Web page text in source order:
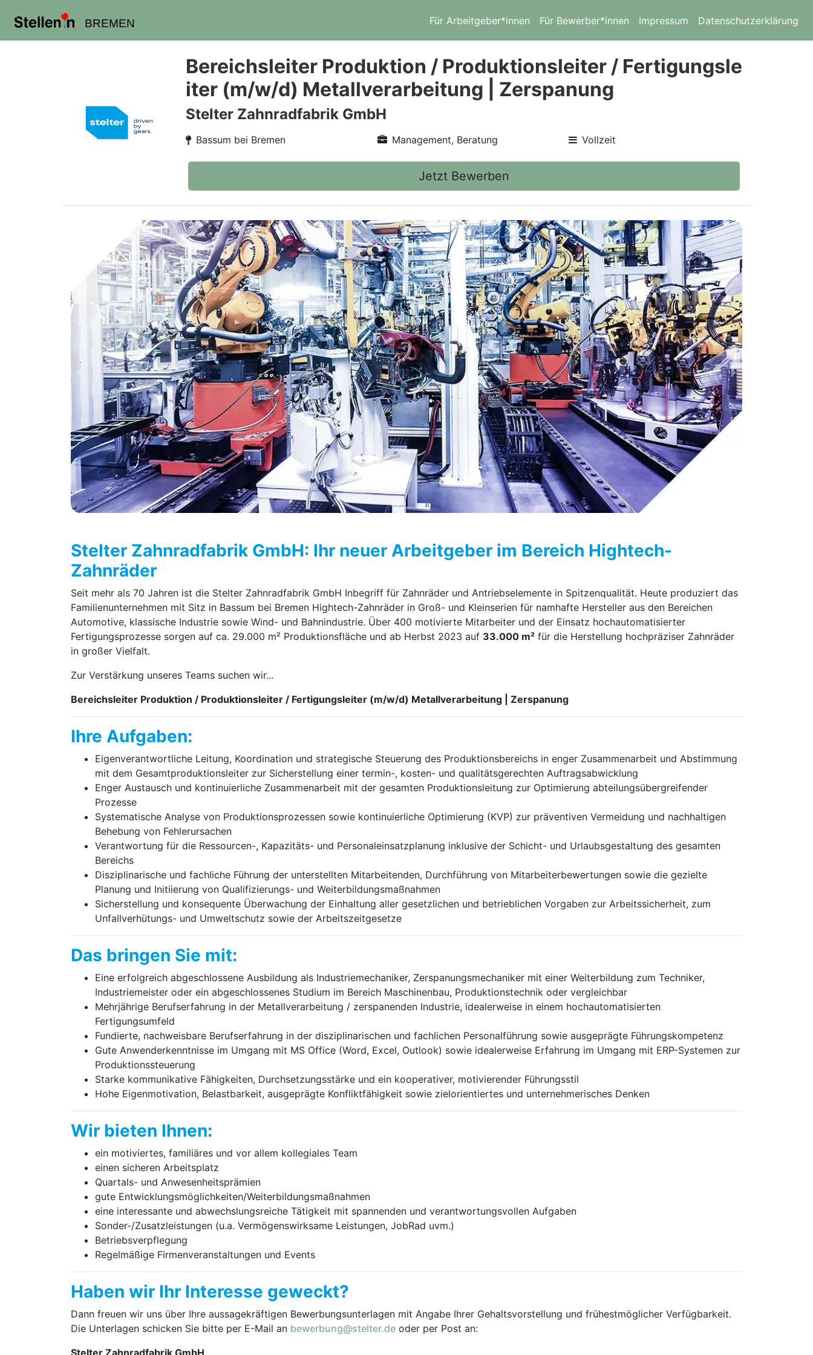
BREMEN Für Arbeitgeber*innen Für Bewerber*innen Impressum Datenschutzerklärung
Bereichsleiter Produktion / Produktionsleiter / Fertigungsle
iter (m/w/d) Metallverarbeitung | Zerspanung
Stelter Zahnradfabrik GmbH
Bassum bei Bremen Management, Beratung Vollzeit
Jetzt Bewerben
Stelter Zahnradfabrik GmbH: Ihr neuer Arbeitgeber im Bereich Hightech-
Zahnräder
Seit mehr als 70 Jahren ist die Stelter Zahnradfabrik GmbH Inbegriff für Zahnräder und Antriebselemente in Spitzenqualität. Heute produziert das
Familienunternehmen mit Sitz in Bassum bei Bremen Hightech-Zahnräder in Groß- und Kleinserien für namhafte Hersteller aus den Bereichen
Automotive, klassische Industrie sowie Wind- und Bahnindustrie. Über 400 motivierte Mitarbeiter und der Einsatz hochautomatisierter
Fertigungsprozesse sorgen auf ca. 29.000 m² Produktionsfläche und ab Herbst 2023 auf 33.000 m² für die Herstellung hochpräziser Zahnräder
in großer Vielfalt.
Zur Verstärkung unseres Teams suchen wir...
Bereichsleiter Produktion / Produktionsleiter / Fertigungsleiter (m⁠/⁠w⁠/⁠d) Metallverarbeitung | Zerspanung
Ihre Aufgaben:
Eigenverantwortliche Leitung, Koordination und strategische Steuerung des Produktionsbereichs in enger Zusammenarbeit und Abstimmung
mit dem Gesamtproduktionsleiter zur Sicherstellung einer termin-, kosten- und qualitätsgerechten Auftragsabwicklung
Enger Austausch und kontinuierliche Zusammenarbeit mit der gesamten Produktionsleitung zur Optimierung abteilungsübergreifender
Prozesse
Systematische Analyse von Produktionsprozessen sowie kontinuierliche Optimierung (KVP) zur präventiven Vermeidung und nachhaltigen
Behebung von Fehlerursachen
Verantwortung für die Ressourcen-, Kapazitäts- und Personaleinsatzplanung inklusive der Schicht- und Urlaubsgestaltung des gesamten
Bereichs
Disziplinarische und fachliche Führung der unterstellten Mitarbeitenden, Durchführung von Mitarbeiterbewertungen sowie die gezielte
Planung und Initiierung von Qualifizierungs- und Weiterbildungsmaßnahmen
Sicherstellung und konsequente Überwachung der Einhaltung aller gesetzlichen und betrieblichen Vorgaben zur Arbeitssicherheit, zum
Unfallverhütungs- und Umweltschutz sowie der Arbeitszeitgesetze
Das bringen Sie mit:
Eine erfolgreich abgeschlossene Ausbildung als Industriemechaniker, Zerspanungsmechaniker mit einer Weiterbildung zum Techniker,
Industriemeister oder ein abgeschlossenes Studium im Bereich Maschinenbau, Produktionstechnik oder vergleichbar
Mehrjährige Berufserfahrung in der Metallverarbeitung / zerspanenden Industrie, idealerweise in einem hochautomatisierten
Fertigungsumfeld
Fundierte, nachweisbare Berufserfahrung in der disziplinarischen und fachlichen Personalführung sowie ausgeprägte Führungskompetenz
Gute Anwenderkenntnisse im Umgang mit MS Office (Word, Excel, Outlook) sowie idealerweise Erfahrung im Umgang mit ERP-Systemen zur
Produktionssteuerung
Starke kommunikative Fähigkeiten, Durchsetzungsstärke und ein kooperativer, motivierender Führungsstil
Hohe Eigenmotivation, Belastbarkeit, ausgeprägte Konfliktfähigkeit sowie zielorientiertes und unternehmerisches Denken
Wir bieten Ihnen:
ein motiviertes, familiäres und vor allem kollegiales Team
einen sicheren Arbeitsplatz
Quartals- und Anwesenheitsprämien
gute Entwicklungsmöglichkeiten/Weiterbildungsmaßnahmen
eine interessante und abwechslungsreiche Tätigkeit mit spannenden und verantwortungsvollen Aufgaben
Sonder-/Zusatzleistungen (u.a. Vermögenswirksame Leistungen, JobRad uvm.)
Betriebsverpflegung
Regelmäßige Firmenveranstaltungen und Events
Haben wir Ihr Interesse geweckt?
Dann freuen wir uns über Ihre aussagekräftigen Bewerbungsunterlagen mit Angabe Ihrer Gehaltsvorstellung und frühestmöglicher Verfügbarkeit.
Die Unterlagen schicken Sie bitte per E-Mail an bewerbung@stelter.de oder per Post an: